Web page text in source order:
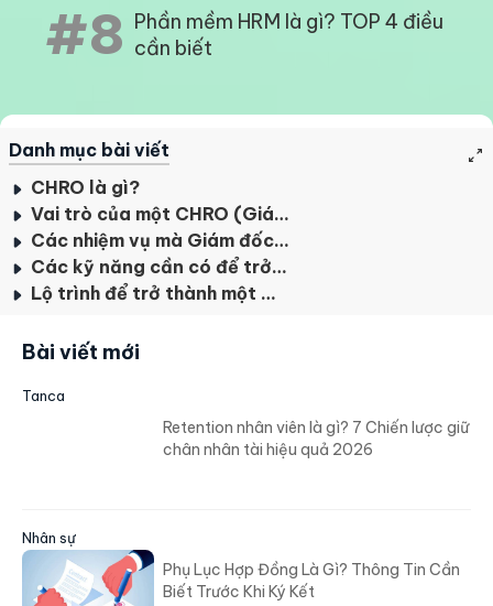
#8 Phần mềm HRM là gì? TOP 4 điều
cần biết
Danh mục bài viết
CHRO là gì?
Vai trò của một CHRO (Giám đốc Nhân sự)
Các nhiệm vụ mà Giám đốc Nhân sự thường nhận
Các kỹ năng cần có để trở thành CHRO
Lộ trình để trở thành một Giám đốc Nhân sự
Bài viết mới
Tanca
Retention nhân viên là gì? 7 Chiến lược giữ
chân nhân tài hiệu quả 2026
Nhân sự
Phụ Lục Hợp Đồng Là Gì? Thông Tin Cần
Biết Trước Khi Ký Kết